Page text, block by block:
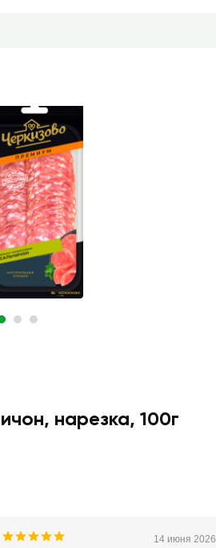
нарезка, 100г
14 июня 2026